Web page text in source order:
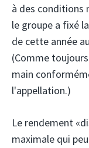
à des conditions
le groupe a fixé
de cette année
(Comme
main
l'appellation.)
Le rendement
maximale qui